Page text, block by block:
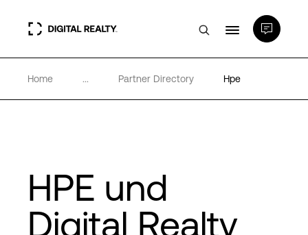
Rechenzentren
Wissenswertes
Home ... Partner Directory Hpe
HPE und
Digital Realty